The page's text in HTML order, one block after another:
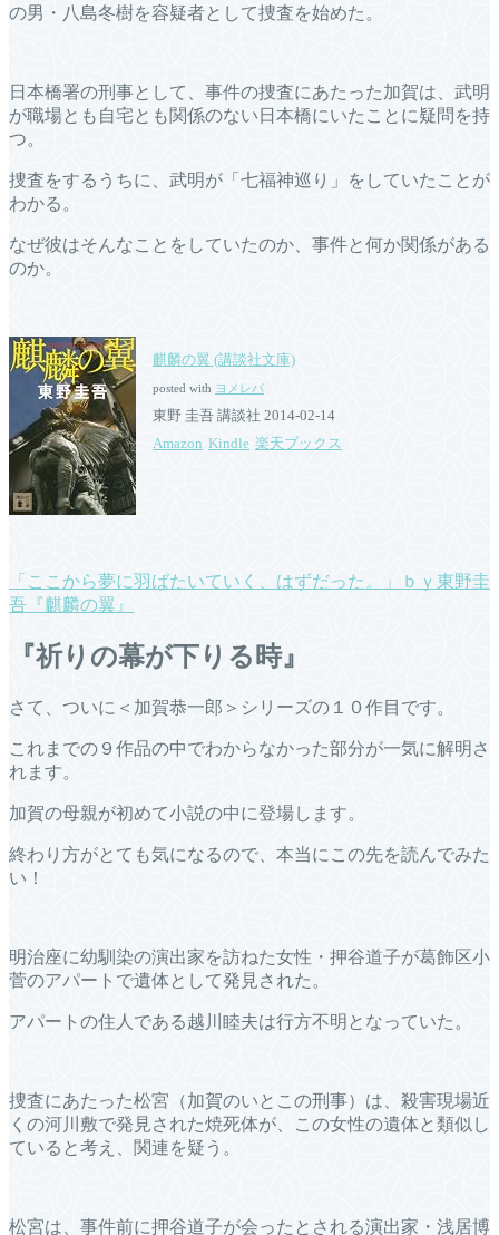
の男・八島冬樹を容疑者として捜査を始めた。
日本橋署の刑事として、事件の捜査にあたった加賀は、武明
が職場とも自宅とも関係のない日本橋にいたことに疑問を持
つ。
捜査をするうちに、武明が「七福神巡り」をしていたことが
わかる。
なぜ彼はそんなことをしていたのか、事件と何か関係がある
のか。
麒麟の翼 (講談社文庫)
posted with ヨメレバ
東野 圭吾 講談社 2014-02-14
Amazon Kindle 楽天ブックス
「ここから夢に羽ばたいていく、はずだった。」ｂｙ東野圭
吾『麒麟の翼』
『祈りの幕が下りる時』
さて、ついに＜加賀恭一郎＞シリーズの１０作目です。
これまでの９作品の中でわからなかった部分が一気に解明さ
れます。
加賀の母親が初めて小説の中に登場します。
終わり方がとても気になるので、本当にこの先を読んでみた
い！
明治座に幼馴染の演出家を訪ねた女性・押谷道子が葛飾区小
菅のアパートで遺体として発見された。
アパートの住人である越川睦夫は行方不明となっていた。
捜査にあたった松宮（加賀のいとこの刑事）は、殺害現場近
くの河川敷で発見された焼死体が、この女性の遺体と類似し
ていると考え、関連を疑う。
松宮は、事件前に押谷道子が会ったとされる演出家・浅居博